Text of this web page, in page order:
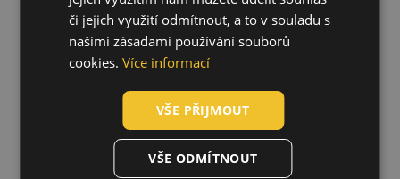
NOYO ESD
polokošile
03050050
CADIZ HV
polokošile
03050053
SLOVAK
ROMANIAN
DUTCH
LATVIAN
či jejich využití odmítnout, a to v souladu s
našimi zásadami používání souborů
cookies. Více informací
VŠE PŘIJMOUT
VŠE ODMÍTNOUT